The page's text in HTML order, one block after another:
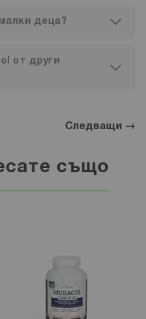
деца?
от други
Следващи →
също